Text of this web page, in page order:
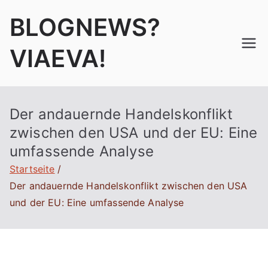
InhaltBLOGNEWS?
VIAEVA!
Der andauernde Handelskonflikt
zwischen den USA und der EU: Eine
umfassende Analyse
Startseite
Der andauernde Handelskonflikt zwischen den USA
und der EU: Eine umfassende Analyse